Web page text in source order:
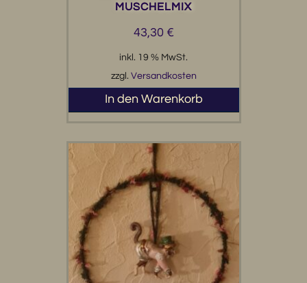
MUSCHELMIX
43,30 €
inkl. 19 % MwSt.
zzgl. Versandkosten
In den Warenkorb